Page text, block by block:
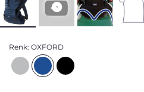
Renk: OXFORD